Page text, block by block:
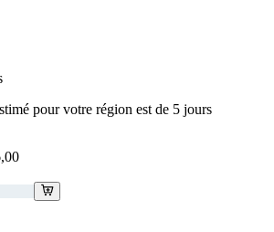
pour votre région est de 5 jours